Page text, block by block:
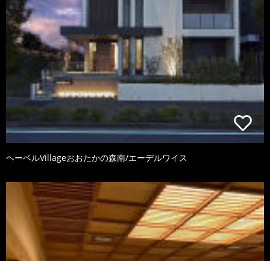
ヘーベルVillageおおたかの森南/エーデルワイス